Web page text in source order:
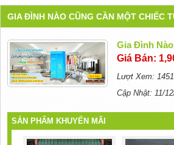
GIA ĐÌNH NÀO CŨNG CẦN MỘT CHIẾC
Gia Đình
Giá Bán:
Lượt Xem:
Cập Nhật: 11/
SẢN PHẨM KHUYẾN MÃI